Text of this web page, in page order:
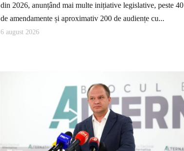
din 2026, anunțând mai multe inițiative legislative, peste 40
de amendamente și aproximativ 200 de audiențe cu...
6 august 2026